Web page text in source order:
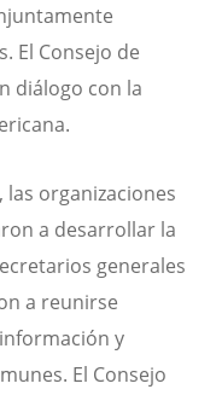
El Consejo de
diálogo con la
organizaciones
a desarrollar la
generales
a reunirse
y
El Consejo